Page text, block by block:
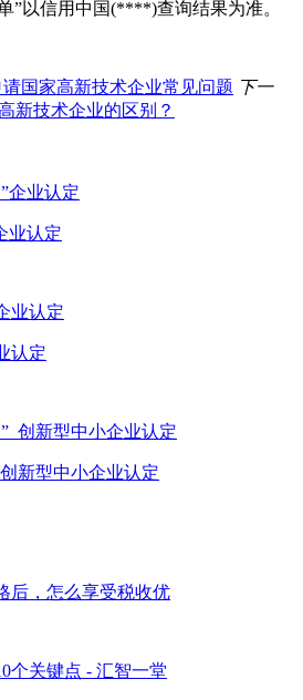
”以信用中国(****)查询结果为准。
请国家高新技术企业常见问题 下一
新技术企业的区别？
业认定
认定
新型中小企业认定
后，怎么享受税收优
个关键点 - 汇智一堂